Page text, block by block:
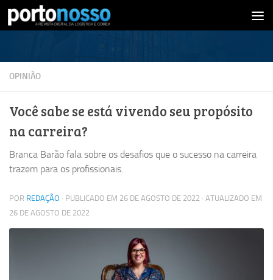
Skip to content
OPINIÃO
Você sabe se está vivendo seu propósito
na carreira?
Branca Barão fala sobre os desafios que o sucesso na carreira
trazem para os profissionais.
POR REDAÇÃO · PUBLICADO EM 26 DE AGOSTO DE 2022 · ATUALIZADO EM
26 DE AGOSTO DE 2022